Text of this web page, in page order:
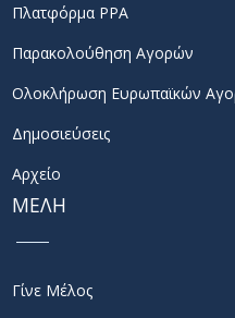
Πλατφόρμα PPA
Παρακολούθηση Αγορών
Ολοκλήρωση Ευρωπαϊκών
Δημοσιεύσεις
Αρχείο
ΜΕΛΗ
Γίνε Μέλος